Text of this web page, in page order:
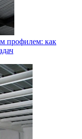
профилем: как